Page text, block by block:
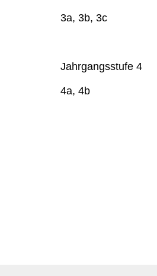
3a, 3b, 3c
Jahrgangsstufe 4
4a, 4b